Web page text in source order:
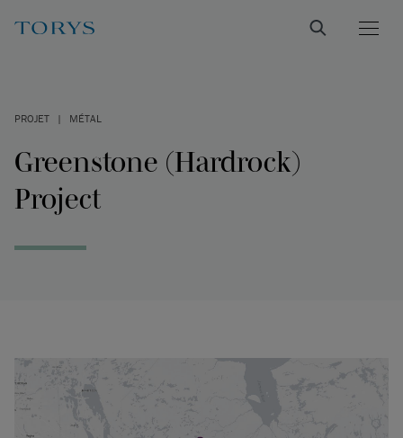
PROJET | MÉTAL
Greenstone (Hardrock)
Project